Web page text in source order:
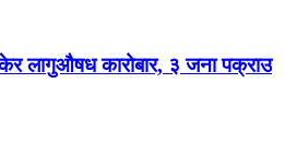
लागुऔषध कारोबार, ३ जना पक्राउ